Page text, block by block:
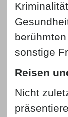
sonstige
Reisen
Nicht